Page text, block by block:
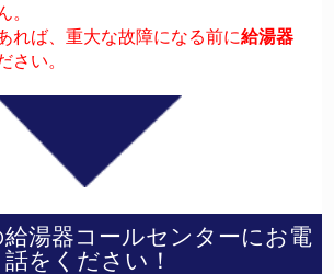
。
れば、重大な故障になる前に給湯器
さい。
湯器コールセンターにお電
話をください！